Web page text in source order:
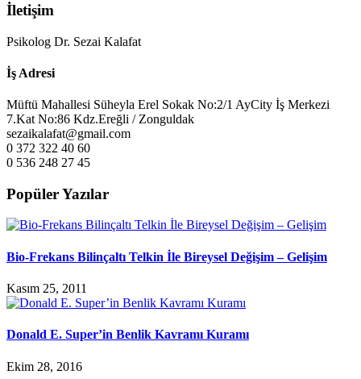
İletişim
Psikolog Dr. Sezai Kalafat
İş Adresi
Müftü Mahallesi Süheyla Erel Sokak No:2/1 AyCity İş Merkezi
7.Kat No:86 Kdz.Ereğli / Zonguldak
sezaikalafat@gmail.com
0 372 322 40 60
0 536 248 27 45
Popüler Yazılar
Bio-Frekans Bilinçaltı Telkin İle Bireysel Değişim – Gelişim
Kasım 25, 2011
Donald E. Super’in Benlik Kavramı Kuramı
Ekim 28, 2016